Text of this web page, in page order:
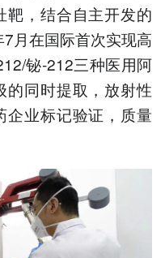
靶，结合自主开发的
月在国际首次实现高
铋-212三种医用阿
的同时提取，放射性
企业标记验证，质量